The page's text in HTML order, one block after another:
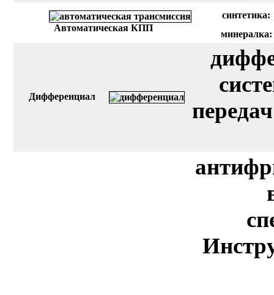
Автоматическая КПП
синтетика:
минералка:
Дифференциал